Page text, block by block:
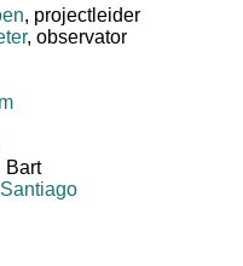
, projectleider
, observator
Bart